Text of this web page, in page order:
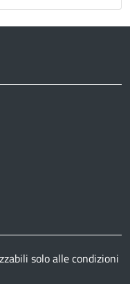
solo alle condizioni